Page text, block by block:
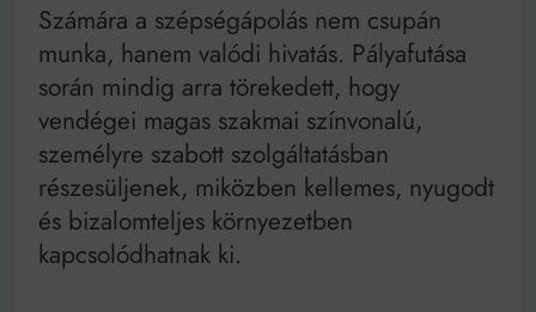
Számára a szépségápolás nem csupán
munka, hanem valódi hivatás. Pályafutása
során mindig arra törekedett, hogy
vendégei magas szakmai színvonalú,
személyre szabott szolgáltatásban
részesüljenek, miközben kellemes, nyugodt
és bizalomteljes környezetben
kapcsolódhatnak ki.